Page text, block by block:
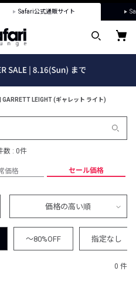
Safari公式通販サイト
LEIGHT (ギャレット ライト)
数 : 0件
価格 セール価格
価格の高い順
～80%OFF 指定なし
0 件